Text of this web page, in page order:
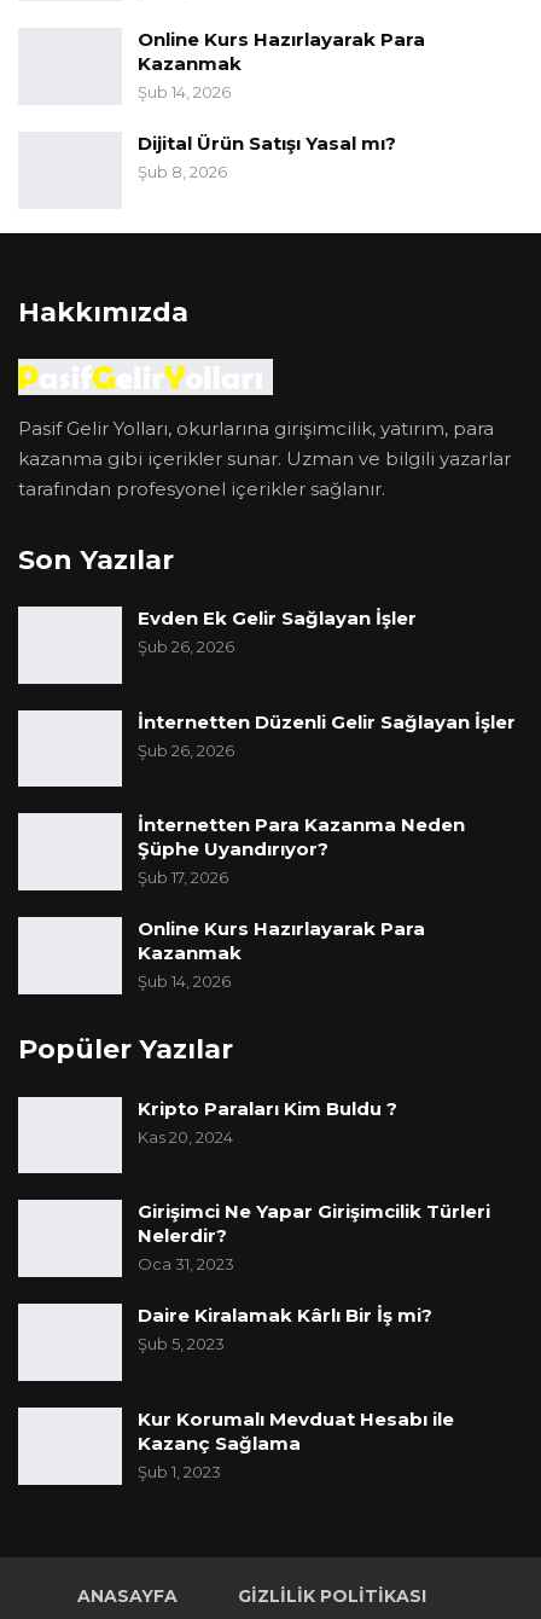
Online Kurs Hazırlayarak Para
Kazanmak
Şub 14, 2026
Dijital Ürün Satışı Yasal mı?
Şub 8, 2026
Hakkımızda
Pasif Gelir Yolları, okurlarına girişimcilik, yatırım, para
kazanma gibi içerikler sunar. Uzman ve bilgili yazarlar
tarafından profesyonel içerikler sağlanır.
Son Yazılar
Evden Ek Gelir Sağlayan İşler
Şub 26, 2026
İnternetten Düzenli Gelir Sağlayan İşler
Şub 26, 2026
İnternetten Para Kazanma Neden
Şüphe Uyandırıyor?
Şub 17, 2026
Online Kurs Hazırlayarak Para
Kazanmak
Şub 14, 2026
Popüler Yazılar
Kripto Paraları Kim Buldu ?
Kas 20, 2024
Girişimci Ne Yapar Girişimcilik Türleri
Nelerdir?
Oca 31, 2023
Daire Kiralamak Kârlı Bir İş mi?
Şub 5, 2023
Kur Korumalı Mevduat Hesabı ile
Kazanç Sağlama
Şub 1, 2023
ANASAYFA GIZLILIK POLITIKASI